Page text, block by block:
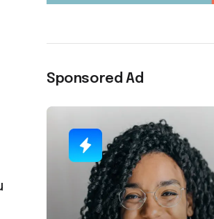
Sponsored Ad